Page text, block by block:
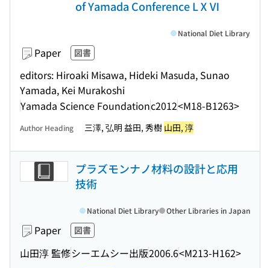
of Yamada Conference LⅩⅥ
Paper 図書
editors: Hiroaki Misawa, Hideki Masuda, Sunao
Yamada, Kei Murakoshi
Yamada Science Foundationc2012<M18-B1263>
National Diet Library
Author Heading 三澤, 弘明 益田, 秀樹 山田, 淳
プラズモンナノ材料の設計と応用
技術
Paper 図書
山田淳 監修シーエムシー出版2006.6<M213-H162>
National Diet Library Other Libraries in Japan